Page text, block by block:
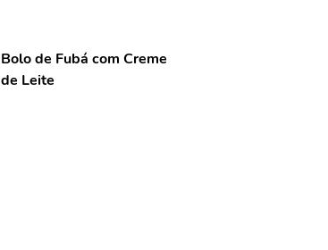
Bolo de Fubá com Creme
de Leite